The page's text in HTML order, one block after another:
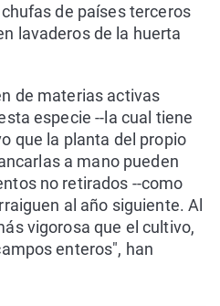
de países terceros
lavaderos de la huerta
de materias activas
especie --la cual tiene
que la planta del propio
a mano pueden
no retirados --como
al año siguiente. Al
vigorosa que el cultivo,
enteros", han